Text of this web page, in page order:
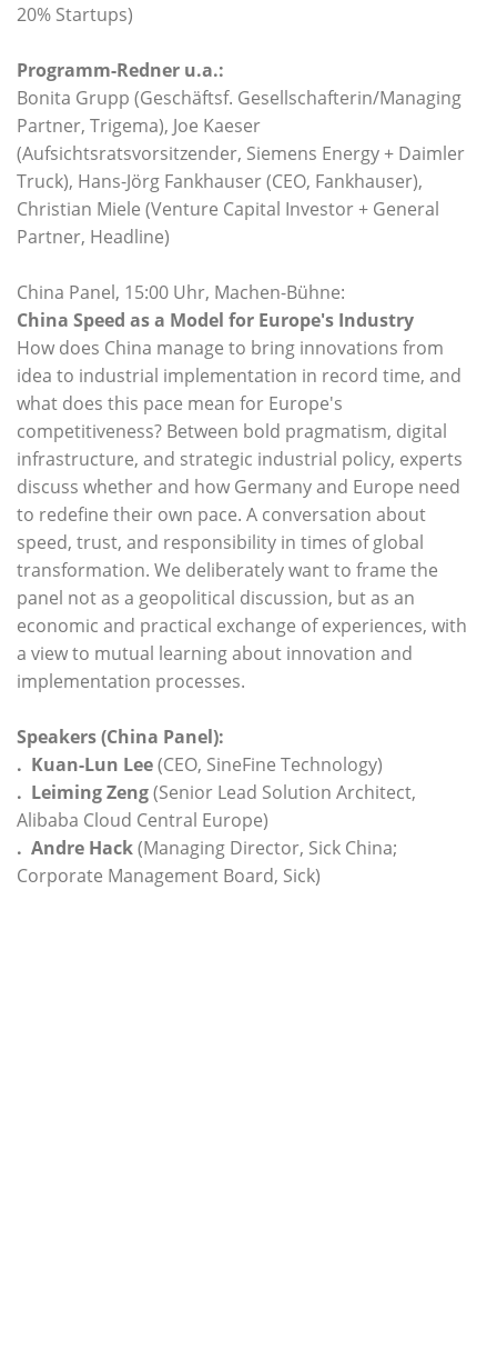
20% Startups)
Programm-Redner u.a.:
Bonita Grupp (Geschäftsf. Gesellschafterin/Managing
Partner, Trigema), Joe Kaeser
(Aufsichtsratsvorsitzender, Siemens Energy + Daimler
Truck), Hans-Jörg Fankhauser (CEO, Fankhauser),
Christian Miele (Venture Capital Investor + General
Partner, Headline)
China Panel, 15:00 Uhr, Machen-Bühne:
China Speed as a Model for Europe's Industry
How does China manage to bring innovations from
idea to industrial implementation in record time, and
what does this pace mean for Europe's
competitiveness? Between bold pragmatism, digital
infrastructure, and strategic industrial policy, experts
discuss whether and how Germany and Europe need
to redefine their own pace. A conversation about
speed, trust, and responsibility in times of global
transformation. We deliberately want to frame the
panel not as a geopolitical discussion, but as an
economic and practical exchange of experiences, with
a view to mutual learning about innovation and
implementation processes.
Speakers (China Panel):
. Kuan-Lun Lee(CEO, SineFine Technology)
. Leiming Zeng(Senior Lead Solution Architect,
Alibaba Cloud Central Europe)
. Andre Hack(Managing Director, Sick China;
Corporate Management Board, Sick)